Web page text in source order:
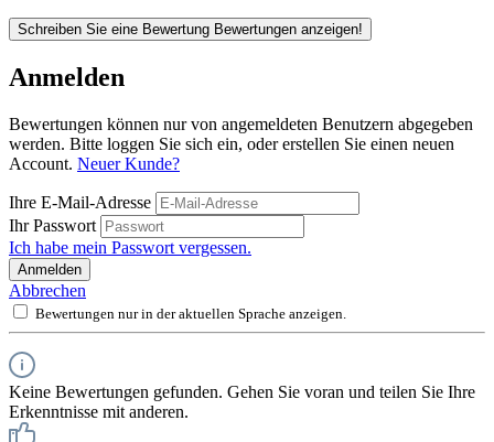
Schreiben Sie eine Bewertung Bewertungen anzeigen!
Anmelden
Bewertungen können nur von angemeldeten Benutzern abgegeben
werden. Bitte loggen Sie sich ein, oder erstellen Sie einen neuen
Account. Neuer Kunde?
Ihre E-Mail-Adresse
Ihr Passwort
Ich habe mein Passwort vergessen.
Anmelden
Abbrechen
Bewertungen nur in der aktuellen Sprache anzeigen.
Keine Bewertungen gefunden. Gehen Sie voran und teilen Sie Ihre
Erkenntnisse mit anderen.